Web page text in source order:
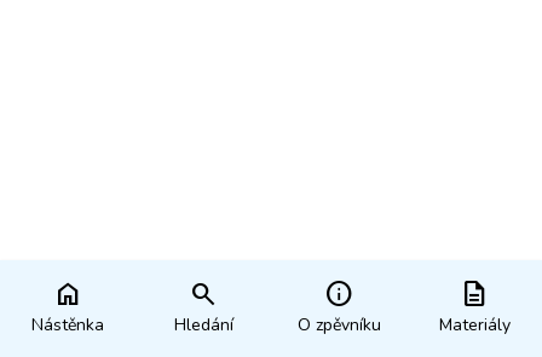
home
Nástěnka
search
Hledání
info
O zpěvníku
description
Materiály